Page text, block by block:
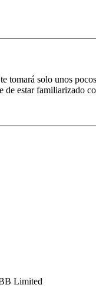
tomará solo unos
de estar familiarizado
Limited